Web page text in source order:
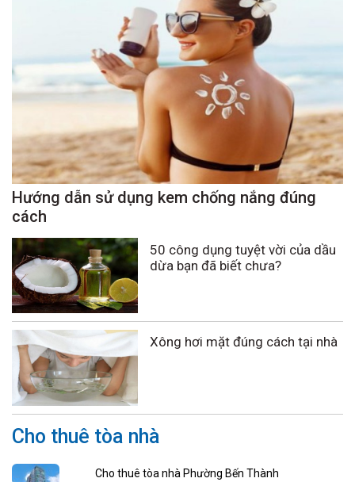
Hướng dẫn sử dụng kem chống nắng đúng
cách
50 công dụng tuyệt vời của dầu
dừa bạn đã biết chưa?
Xông hơi mặt đúng cách tại nhà
Cho thuê tòa nhà
Cho thuê tòa nhà Phường Bến Thành